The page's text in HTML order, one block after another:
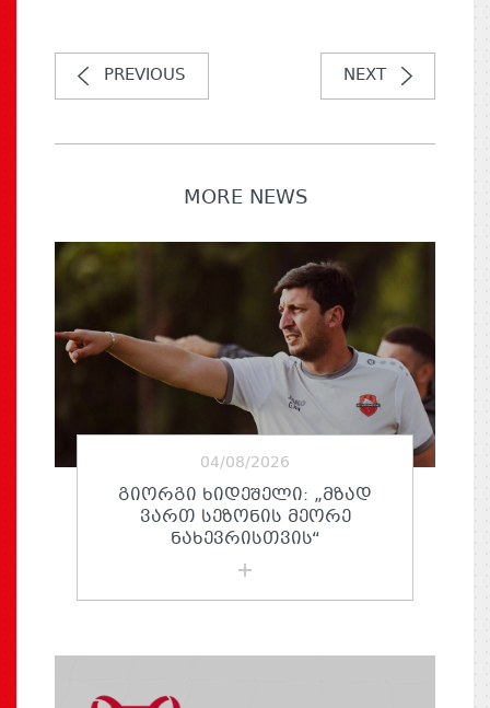
PREVIOUS NEXT
MORE NEWS
04/08/2026
ᲒᲘᲝᲠᲒᲘ ᲮᲘᲓᲔᲨᲔᲚᲘ: „ᲛᲖᲐᲓ
ᲕᲐᲠᲗ ᲡᲔᲖᲝᲜᲘᲡ ᲛᲔᲝᲠᲔ
ᲜᲐᲮᲔᲕᲠᲘᲡᲗᲕᲘᲡ“